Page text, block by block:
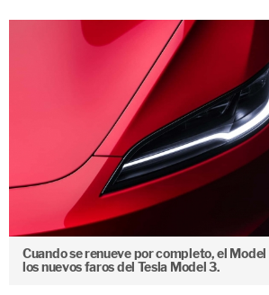
Cuando se renueve por completo, el
los nuevos faros del Tesla Model 3.